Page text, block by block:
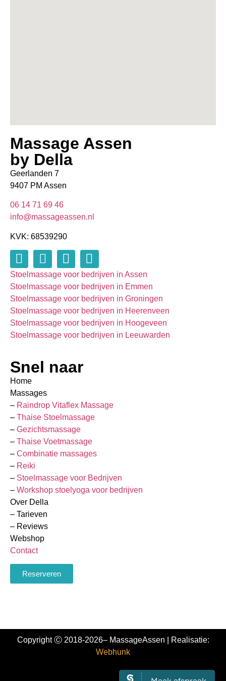
Massage Assen
by Della
Geerlanden 7
9407 PM Assen
06 14 71 69 46
info@massageassen.nl
KVK: 68539290
Stoelmassage voor bedrijven in Assen
Stoelmassage voor bedrijven in Emmen
Stoelmassage voor bedrijven in Groningen
Stoelmassage voor bedrijven in Heerenveen
Stoelmassage voor bedrijven in Hoogeveen
Stoelmassage voor bedrijven in Leeuwarden
Snel naar
Home
Massages
– Raindrop Vitaflex Massage
– Thaise Stoelmassage
– Gezichtsmassage
– Thaise Voetmassage
– Combinatie massages
– Reiki
– Stoelmassage voor Bedrijven
– Workshop stoelyoga voor bedrijven
Over Della
– Tarieven
– Reviews
Webshop
Contact
Reserveren
Copyright Ⓒ 2018-2026– MassageAssen | Realisatie:
Webhunk